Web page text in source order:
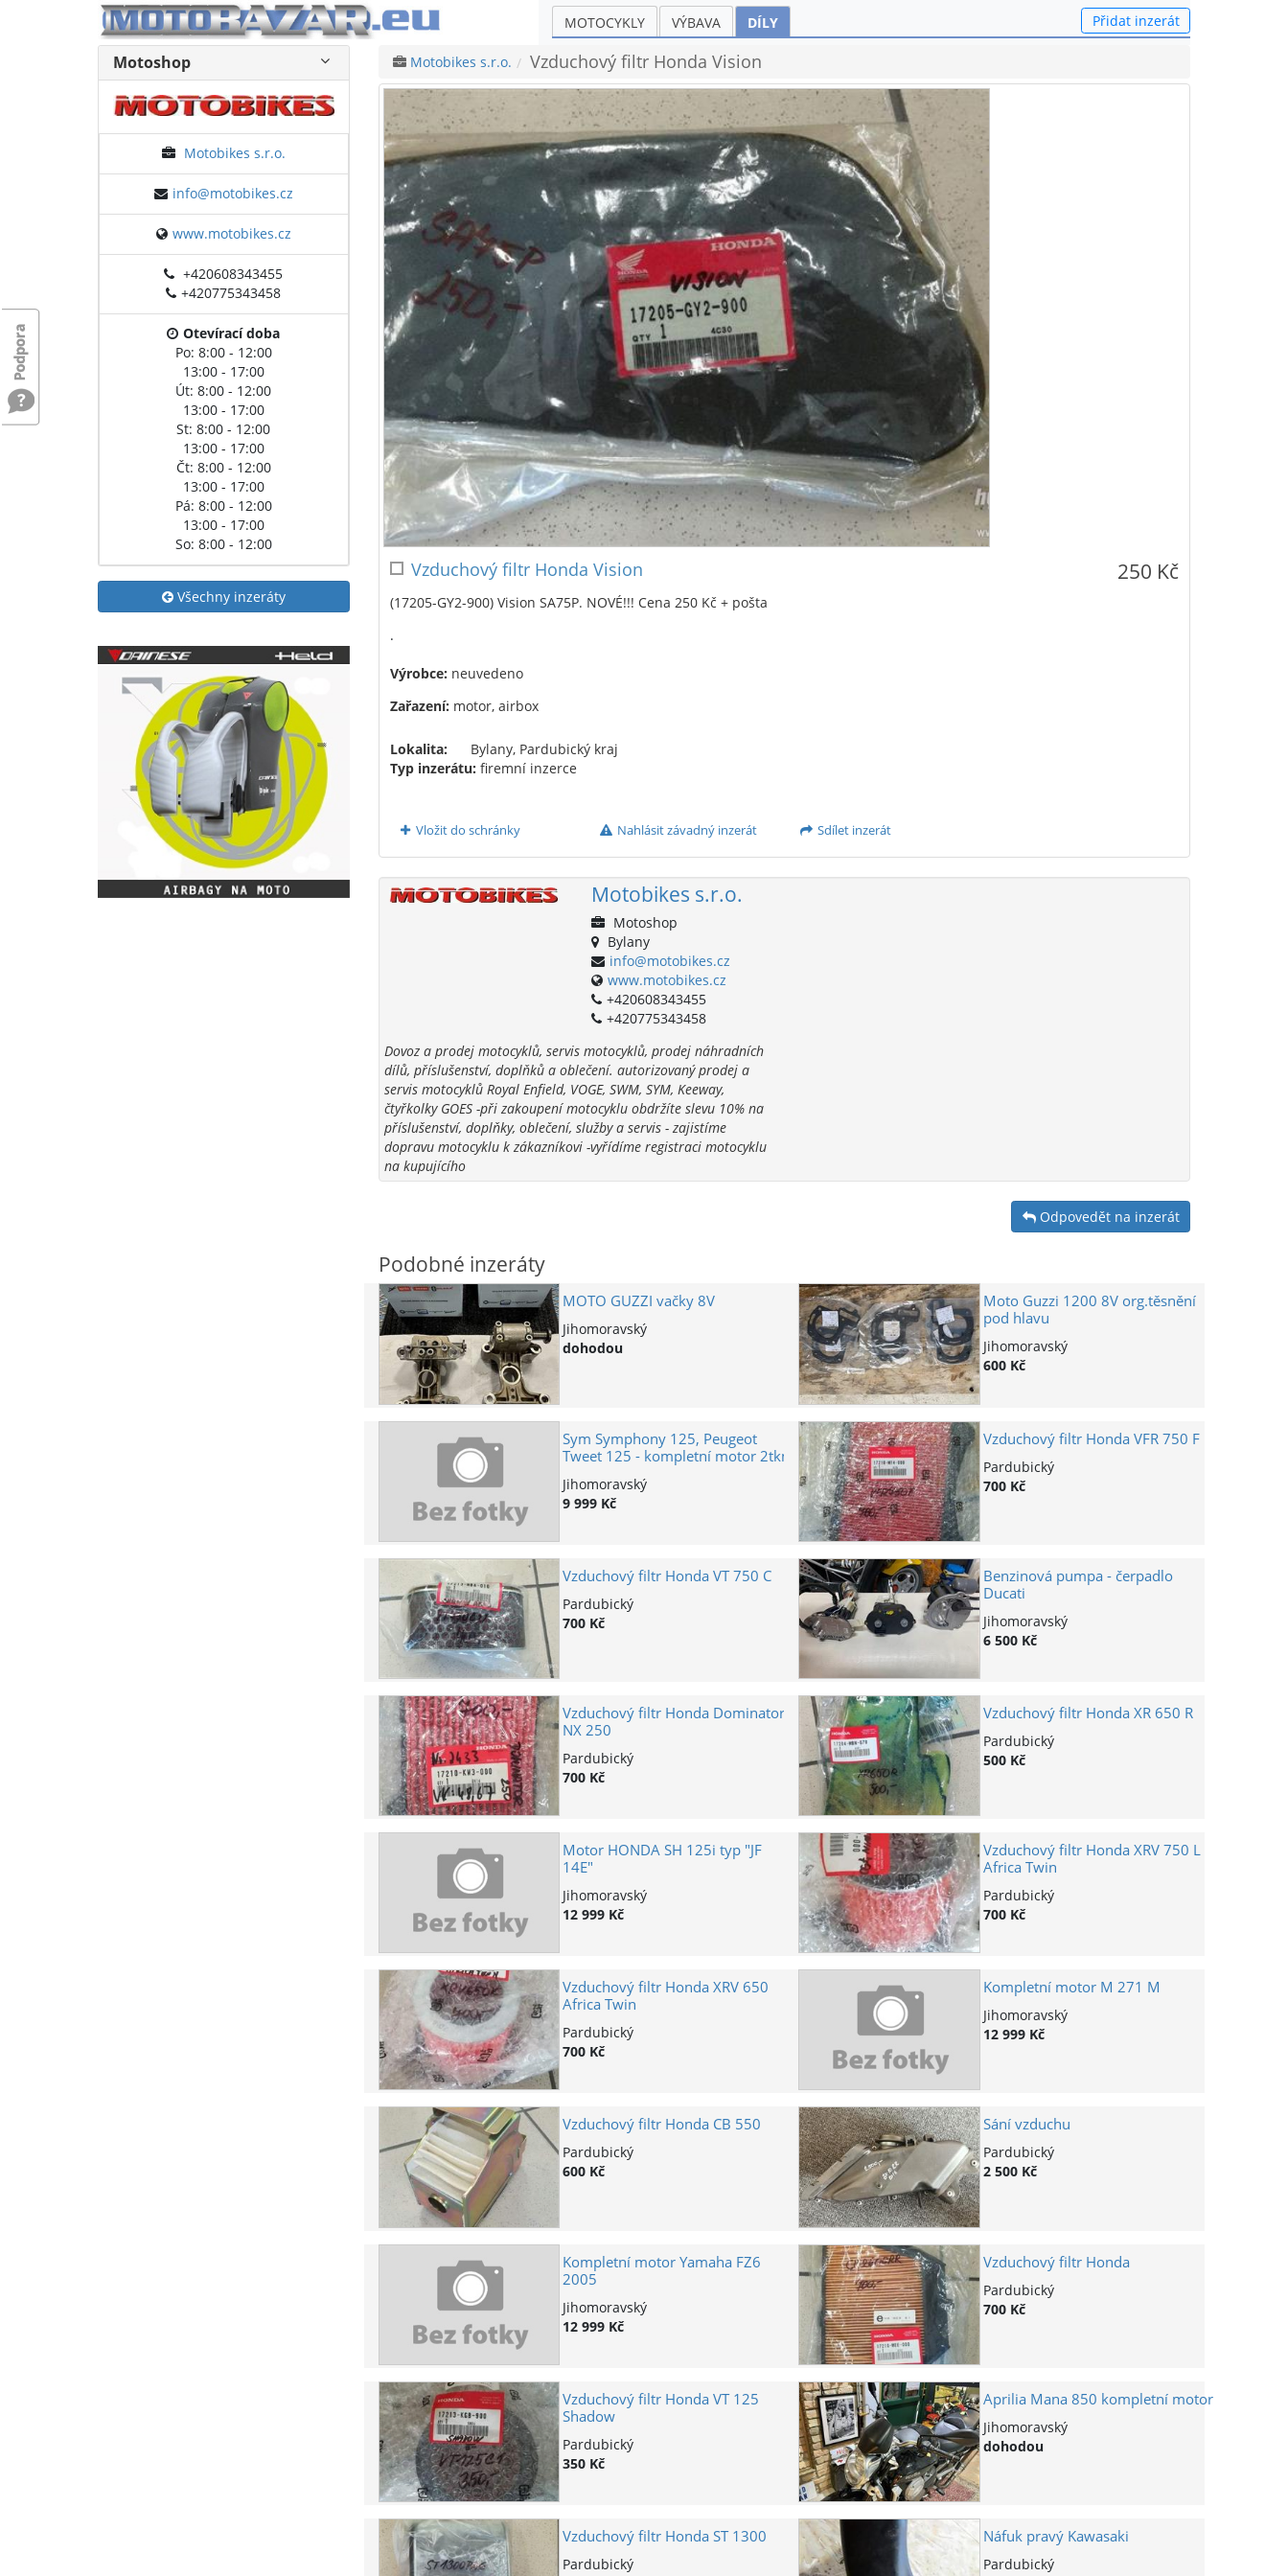
MOTOCYKLY VÝBAVA DÍLY Přidat inzerát
Motoshop
Motobikes s.r.o.
info@motobikes.cz
www.motobikes.cz
+420608343455
+420775343458
Otevírací doba
Po: 8:00 - 12:00
13:00 - 17:00
Út: 8:00 - 12:00
13:00 - 17:00
St: 8:00 - 12:00
13:00 - 17:00
Čt: 8:00 - 12:00
13:00 - 17:00
Pá: 8:00 - 12:00
13:00 - 17:00
So: 8:00 - 12:00
Všechny inzeráty
Motobikes s.r.o. Vzduchový filtr Honda Vision
250 Kč
Vzduchový filtr Honda Vision
(17205-GY2-900) Vision SA75P. NOVÉ!!! Cena 250 Kč + pošta
.
Výrobce: neuvedeno
Zařazení: motor, airbox
Lokalita:
Bylany, Pardubický kraj
Typ inzerátu: firemní inzerce
Vložit do schránky Nahlásit závadný inzerát Sdílet inzerát
Motobikes s.r.o.
Motoshop
Bylany
info@motobikes.cz
www.motobikes.cz
+420608343455
+420775343458
Dovoz a prodej motocyklů, servis motocyklů, prodej náhradních
dílů, příslušenství, doplňků a oblečení. autorizovaný prodej a
servis motocyklů Royal Enfield, VOGE, SWM, SYM, Keeway,
čtyřkolky GOES -při zakoupení motocyklu obdržíte slevu 10% na
příslušenství, doplňky, oblečení, služby a servis - zajistíme
dopravu motocyklu k zákazníkovi -vyřídíme registraci motocyklu
na kupujícího
Odpovedět na inzerát
Podobné inzeráty
MOTO GUZZI vačky 8V
Jihomoravský
dohodou
Moto Guzzi 1200 8V org.těsnění
pod hlavu
Jihomoravský
600 Kč
Sym Symphony 125, Peugeot
Tweet 125 - kompletní motor 2tkm
Jihomoravský
9 999 Kč
Vzduchový filtr Honda VFR 750 F
Pardubický
700 Kč
Vzduchový filtr Honda VT 750 C
Pardubický
700 Kč
Benzinová pumpa - čerpadlo
Ducati
Jihomoravský
6 500 Kč
Vzduchový filtr Honda Dominator
NX 250
Pardubický
700 Kč
Vzduchový filtr Honda XR 650 R
Pardubický
500 Kč
Motor HONDA SH 125i typ "JF
14E"
Jihomoravský
12 999 Kč
Vzduchový filtr Honda XRV 750 L
Africa Twin
Pardubický
700 Kč
Vzduchový filtr Honda XRV 650
Africa Twin
Pardubický
700 Kč
Kompletní motor M 271 M
Jihomoravský
12 999 Kč
Vzduchový filtr Honda CB 550
Pardubický
600 Kč
Sání vzduchu
Pardubický
2 500 Kč
Kompletní motor Yamaha FZ6
2005
Jihomoravský
12 999 Kč
Vzduchový filtr Honda
Pardubický
700 Kč
Vzduchový filtr Honda VT 125
Shadow
Pardubický
350 Kč
Aprilia Mana 850 kompletní motor
Jihomoravský
dohodou
Vzduchový filtr Honda ST 1300
Pardubický
Náfuk pravý Kawasaki
Pardubický